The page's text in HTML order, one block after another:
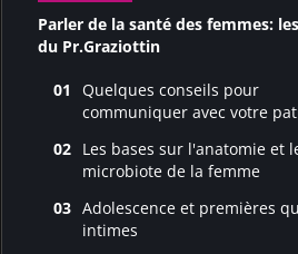
Parler de la santé des femmes:
du Pr.Graziottin
Quelques conseils pour
communiquer avec votre
par Alessandra Graziottin
Les bases sur l'anatomie et
microbiote de la femme
différences ?
Comment comprendre les
Adolescence et premières
intimes